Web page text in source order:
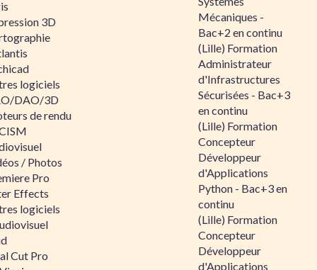
3D
logiciels
DAO/3D
de rendu
/ Photos
Pro
Effects
logiciels
Cut Pro
Mécaniques -
Bac+2 en continu
(Lille) Formation
Administrateur
d'Infrastructures
Sécurisées - Bac+3
en continu
(Lille) Formation
Concepteur
Développeur
d'Applications
Python - Bac+3 en
continu
(Lille) Formation
Concepteur
Développeur
d'Applications